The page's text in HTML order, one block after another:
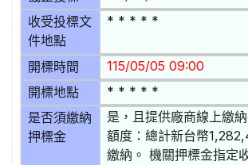
收受投標文
件地點
* * * * *
開標時間 115/05/05 09:00
開標地點 * * * * *
是否須繳納
押標金
是，且提供廠商線上繳
額度：總計新台幣
繳納。 機關押標金指定